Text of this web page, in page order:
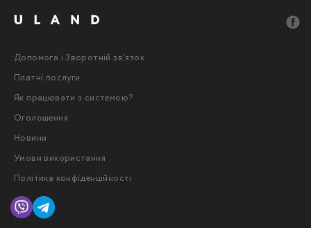
Допомога і Зворотній зв'язок
Платні послуги
Як працювати з системою?
Оголошення
Новини
Умови використання
Політика конфіденційності